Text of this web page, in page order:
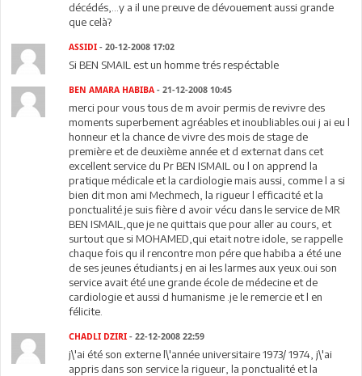
décédés,...y a il une preuve de dévouement aussi grande
que celà?
ASSIDI - 20-12-2008 17:02
Si BEN SMAIL est un homme trés respéctable
BEN AMARA HABIBA - 21-12-2008 10:45
merci pour vous tous de m avoir permis de revivre des
moments superbement agréables et inoubliables.oui j ai eu l
honneur et la chance de vivre des mois de stage de
première et de deuxième année et d externat dans cet
excellent service du Pr BEN ISMAIL ou l on apprend la
pratique médicale et la cardiologie mais aussi, comme l a si
bien dit mon ami Mechmech, la rigueur l efficacité et la
ponctualité.je suis fière d avoir vécu dans le service de MR
BEN ISMAIL,que je ne quittais que pour aller au cours, et
surtout que si MOHAMED,qui etait notre idole, se rappelle
chaque fois qu il rencontre mon pére que habiba a été une
de ses jeunes étudiants.j en ai les larmes aux yeux.oui son
service avait été une grande école de médecine et de
cardiologie et aussi d humanisme .je le remercie et l en
félicite.
CHADLI DZIRI - 22-12-2008 22:59
j\'ai été son externe l\'année universitaire 1973/ 1974, j\'ai
appris dans son service la rigueur, la ponctualité et la